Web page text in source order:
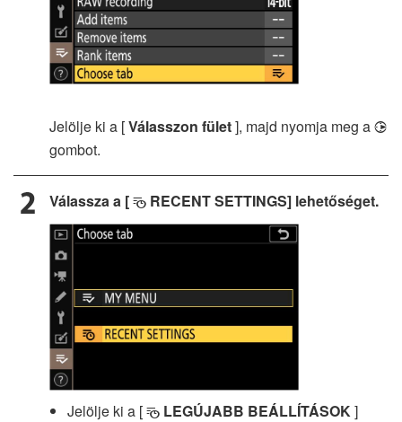
Jelölje ki a [Válasszon fület], majd nyomja meg a 2
gombot.
Válassza a [ m RECENT SETTINGS] lehetőséget.
Jelölje ki a [ m LEGÚJABB BEÁLLÍTÁSOK]